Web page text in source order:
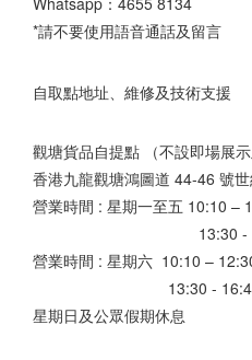
*請不要使用語音通話及留言
自取點地址、維修及技術支援
觀塘貨品自提點 （不設即場展示
香港九龍觀塘鴻圖道 44-46 號
營業時間 : 星期一至五 10:10 –
13:30 -
營業時間 : 星期六 10:10 –
13:30 -
星期日及公眾假期休息